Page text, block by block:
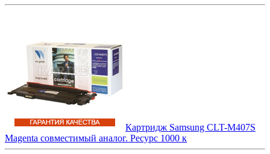
Картридж Samsung CLT-M407S
Magenta совместимый аналог. Ресурс 1000 к